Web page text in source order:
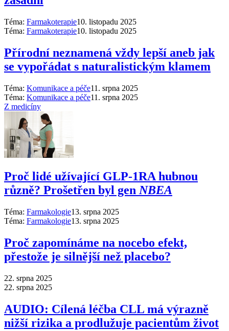
Téma: Farmakoterapie10. listopadu 2025
Téma: Farmakoterapie10. listopadu 2025
Přírodní neznamená vždy lepší aneb jak
se vypořádat s naturalistickým klamem
Téma: Komunikace a péče11. srpna 2025
Téma: Komunikace a péče11. srpna 2025
Z medicíny
Proč lidé užívající GLP-1RA hubnou
různě? Prošetřen byl genNBEA
Téma: Farmakologie13. srpna 2025
Téma: Farmakologie13. srpna 2025
Proč zapomínáme na nocebo efekt,
přestože je silnější než placebo?
22. srpna 2025
22. srpna 2025
AUDIO: Cílená léčba CLL má výrazně
nižší rizika a prodlužuje pacientům život